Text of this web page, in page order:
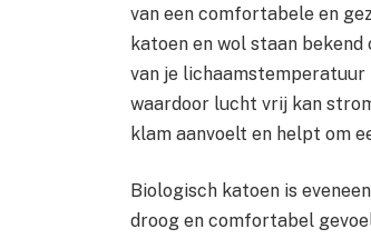
van een comfortabele en
katoen en wol staan
van je
waardoor lucht vrij kan
klam aanvoelt en helpt om
Biologisch katoen is
droog en comfortabel